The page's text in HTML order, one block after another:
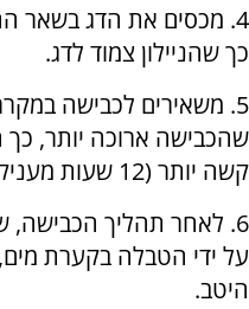
4. מכסים את הדג בשאר
כך שהניילון צמוד לדג.
שהכבישה ארוכה יותר, כך
קשה יותר (12 שעות מעניקות מרקם רך ועדין).
6. לאחר תהליך הכבישה,
על ידי הטבלה בקערת
היטב.